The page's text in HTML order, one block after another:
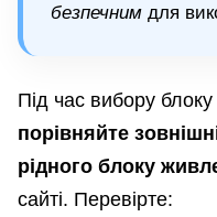
безпечним для
Під час вибору
порівняйте
рідного блоку
сайті. Перевірте: